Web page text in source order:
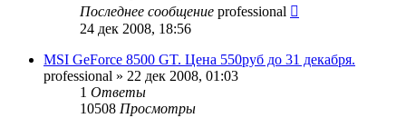
Последнее сообщение professional
24 дек 2008, 18:56
MSI GeForce 8500 GT. Цена 550руб до 31 декабря.
professional » 22 дек 2008, 01:03
1 Ответы
10508 Просмотры